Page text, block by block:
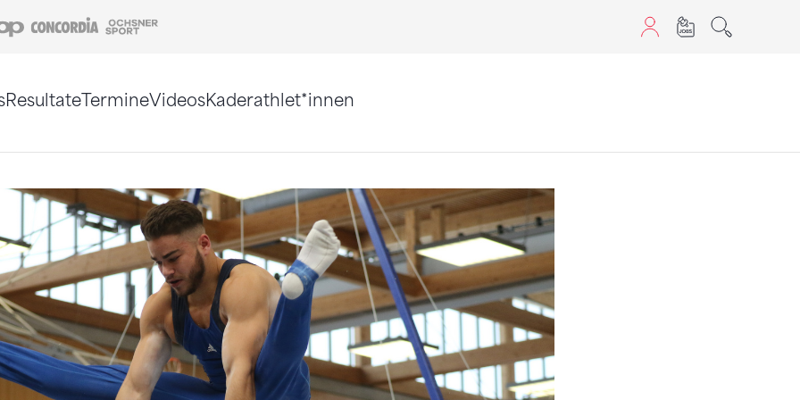
Coop Concordia
ResultateTermineVideosKaderathlet*innen